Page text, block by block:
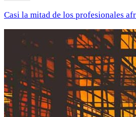
Casi la mitad de los profesionales